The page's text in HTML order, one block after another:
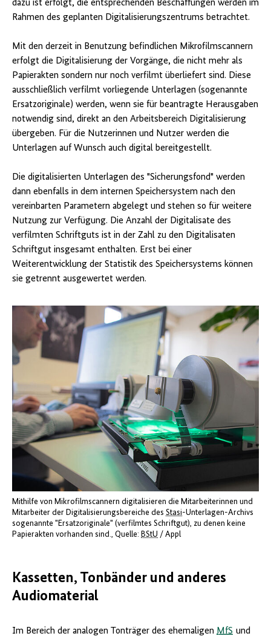
dazu ist erfolgt, die entsprechenden Beschaffungen werden im
Rahmen des geplanten Digitalisierungszentrums betrachtet.
Mit den derzeit in Benutzung befindlichen Mikrofilmscannern
erfolgt die Digitalisierung der Vorgänge, die nicht mehr als
Papierakten sondern nur noch verfilmt überliefert sind. Diese
ausschließlich verfilmt vorliegende Unterlagen (sogenannte
Ersatzoriginale) werden, wenn sie für beantragte Herausgaben
notwendig sind, direkt an den Arbeitsbereich Digitalisierung
übergeben. Für die Nutzerinnen und Nutzer werden die
Unterlagen auf Wunsch auch digital bereitgestellt.
Die digitalisierten Unterlagen des "Sicherungsfond" werden
dann ebenfalls in dem internen Speichersystem nach den
vereinbarten Parametern abgelegt und stehen so für weitere
Nutzung zur Verfügung. Die Anzahl der Digitalisate des
verfilmten Schriftguts ist in der Zahl zu den Digitalisaten
Schriftgut insgesamt enthalten. Erst bei einer
Weiterentwicklung der Statistik des Speichersystems können
sie getrennt ausgewertet werden.
Mithilfe von Mikrofilmscannern digitalisieren die Mitarbeiterinnen und
Mitarbeiter der Digitalisierungsbereiche des Stasi-Unterlagen-Archivs
sogenannte "Ersatzoriginale" (verfilmtes Schriftgut), zu denen keine
Papierakten vorhanden sind.
Quelle: BStU / Appl
Kassetten, Tonbänder und anderes
Audiomaterial
Im Bereich der analogen Tonträger des ehemaligen MfS und